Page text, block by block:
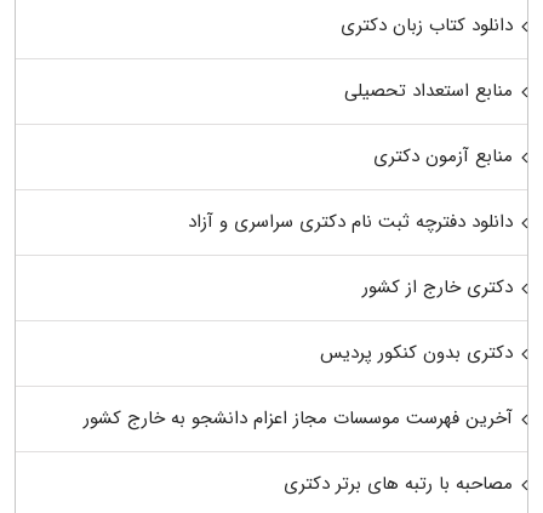
دانلود کتاب زبان دکتری
منابع استعداد تحصیلی
منابع آزمون دکتری
دانلود دفترچه ثبت نام دکتری سراسری و آزاد
دکتری خارج از کشور
دکتری بدون کنکور پردیس
آخرین فهرست موسسات مجاز اعزام دانشجو به خارج کشور
مصاحبه با رتبه های برتر دکتری